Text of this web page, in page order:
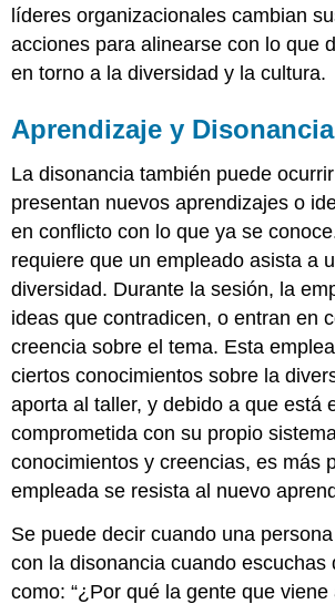
líderes organizacionales cambian
acciones para alinearse con lo que
en torno a la diversidad y la cultura.
Aprendizaje y Disonancia
La disonancia también puede
presentan nuevos aprendizajes o
en conflicto con lo que ya se
requiere que un empleado asista a
diversidad. Durante la sesión, la
ideas que contradicen, o entran en
creencia sobre el tema. Esta
ciertos conocimientos sobre la
aporta al taller, y debido a que está
comprometida con su propio
conocimientos y creencias, es más
empleada se resista al nuevo
Se puede decir cuando una
con la disonancia cuando escuchas
como: “¿Por qué la gente que